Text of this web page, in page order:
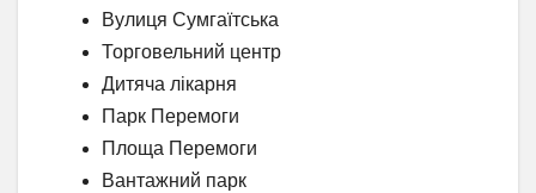
Вулиця Сумгаїтська
Торговельний центр
Дитяча лікарня
Парк Перемоги
Площа Перемоги
Вантажний парк